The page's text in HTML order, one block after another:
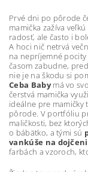
Prvé dni po pôrode
mamička zažíva veľkú
radosť, ale často i
A hoci nič netrvá
na nepríjemné pocity
časom zabudne,
nie je na škodu si
Ceba Babymá vo
čerstvá mamička
ideálne pre
pôrode. V portfóliu
maličkosti, bez
o bábätko, a tými sú
vankúše na
farbách a vzoroch,